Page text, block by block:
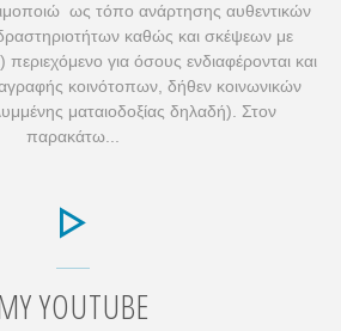
ως τόπο ανάρτησης αυθεντικών
καθώς και σκέψεων με
για όσους ενδιαφέρονται και
κοινότοπων, δήθεν κοινωνικών
ματαιοδοξίας δηλαδή). Στον
παρακάτω...
YOUTUBE